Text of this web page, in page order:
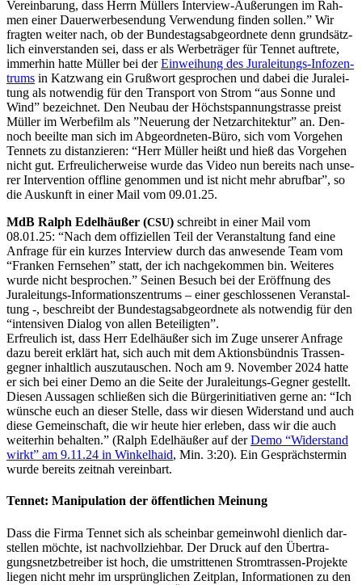
Ver­ein­ba­rung, dass Herrn Mül­lers Inter­view-Äuße­run­gen im Rah­
men einer Dau­er­wer­be­sen­dung Ver­wen­dung fin­den sol­len.” Wir
frag­ten wei­ter nach, ob der Bun­des­tags­ab­ge­ord­ne­te denn grund­sätz­
lich ein­ver­stan­den sei, dass er als Wer­be­trä­ger für Ten­net auf­tre­te,
immer­hin hat­te Mül­ler bei derEin­wei­hung des Jura­lei­tungs-Info­zen­
trums in Katzwang ein Gruß­wort gespro­chen und dabei die Jura­lei­
tung als not­wen­dig für den Trans­port von Strom “aus Son­ne und
Wind” bezeich­net. Den Neu­bau der Höchst­span­nungstras­se preist
Mül­ler im Wer­be­film als ”Neue­rung der Netz­ar­chi­tek­tur” an. Den­
noch beeil­te man sich im Abge­ord­ne­ten-Büro, sich vom Vor­ge­hen
Ten­nets zu distan­zie­ren: “Herr Mül­ler heißt und hieß das Vor­ge­hen
nicht gut. Erfreu­li­cher­wei­se wur­de das Video nun bereits nach unse­
rer Inter­ven­ti­on off­line genom­men und ist nicht mehr abruf­bar”, so
die Aus­kunft in einer Mail vom 09.01.25.
MdB Ralph Edel­h­äu­ßer (CSU) schreibt in einer Mail vom
08.01.25: “Nach dem offi­zi­el­len Teil der Ver­an­stal­tung fand eine
Anfra­ge für ein kur­zes Inter­view durch das anwe­sen­de Team vom
“Fran­ken Fern­se­hen” statt, der ich nach­ge­kom­men bin. Wei­te­res
wur­de nicht bespro­chen.” Sei­nen Besuch bei der Eröff­nung des
Jura­lei­tungs-Infor­ma­ti­ons­zen­trums – einer geschlos­se­nen Ver­an­stal­
tung -, beschreibt der Bun­des­tags­ab­ge­ord­ne­te als not­wen­dig für den
“inten­si­ven Dia­log von allen Beteiligten”.
Erfreu­lich ist, dass Herr Edel­h­äu­ßer sich im Zuge unse­rer Anfra­ge
dazu bereit erklärt hat, sich auch mit dem Akti­ons­bünd­nis Tras­sen­
geg­ner inhalt­lich aus­zu­tau­schen. Noch am 9. Novem­ber 2024 hat­te
er sich bei einer Demo an die Sei­te der Jura­lei­tungs-Geg­ner gestellt.
Die­sen Aus­sa­gen schlie­ßen sich die Bür­ger­initia­ti­ven ger­ne an: “Ich
wün­sche euch an die­ser Stel­le, dass wir die­sen Wider­stand und auch
die­se Gemein­schaft, die wir heu­te hier erle­ben, dass wir die auch
wei­ter­hin behal­ten.” (Ralph Edelhäußer auf derDemo “Wider­stand
wirkt” am 9.11.24 in Win­kel­haid, Min. 3:20). Ein Gesprächs­ter­min
wur­de bereits zeit­nah vereinbart.
Ten­net: Mani­pu­la­ti­on der öffent­li­chen Meinung
Dass die Fir­ma Ten­net sich als schein­bar gemein­wohl dien­lich dar­
stel­len möch­te, ist nach­voll­zieh­bar. Der Druck auf den Über­tra­
gungs­netz­be­trei­ber ist hoch, die umstrit­te­nen Strom­tras­sen-Pro­jek­te
lie­gen nicht mehr im ursprüng­li­chen Zeit­plan, Infor­ma­tio­nen zu den